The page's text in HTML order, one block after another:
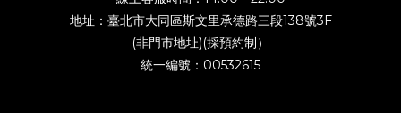
地址：臺北市大同區斯文里承德路三段138號3F
(非門市地址)(採預約制）
統一編號：00532615